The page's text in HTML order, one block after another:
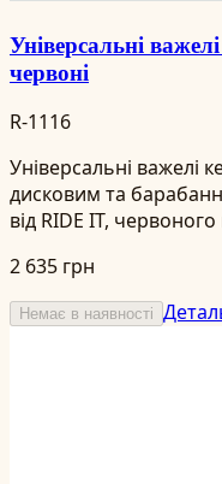
Універсальні
червоні
R-1116
Універсальні важелі
дисковим та
від RIDE IT,
2 635 грн
Немає в наявності